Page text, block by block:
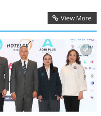
View More